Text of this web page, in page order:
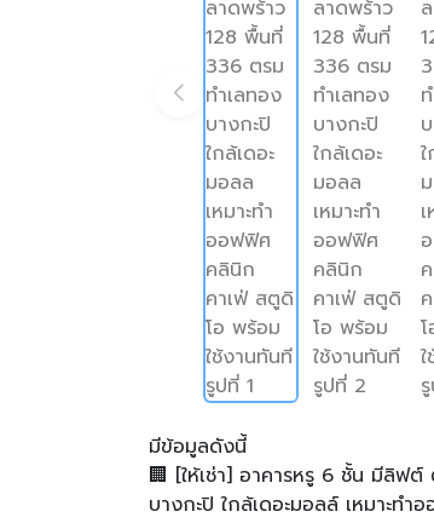
มีข้อมูลดังนี้
🏢 [ให้เช่า] อาคารหรู 6 ชั้น มีลิฟ
บางกะปิ ใกล้เดอะมอลล์ เหมาะท